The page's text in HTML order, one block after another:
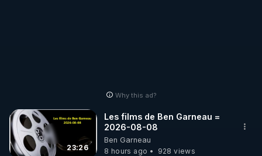
Why this ad?
23:26
Les films de Ben Garneau =
2026-08-08
Ben Garneau
8 hours ago
928 views